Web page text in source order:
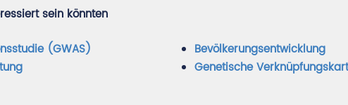
sein könnten
(GWAS)
Bevölkerungsentwicklung
Genetische